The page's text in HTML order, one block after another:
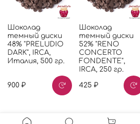
Шоколад
темный диски
48% "PRELUDIO
DARK", IRCA,
Италия, 500 гр.
900 ₽
Шоколад
темный диски
52% "RENO
CONCERTO
FONDENTE",
IRCA, 250 гр.
425 ₽